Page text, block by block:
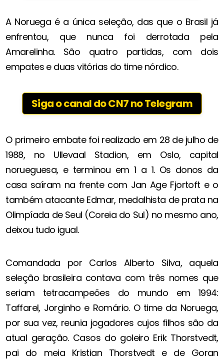
A Noruega é a única seleção, das que o Brasil já
enfrentou, que nunca foi derrotada pela
Amarelinha. São quatro partidas, com dois
empates e duas vitórias do time nórdico.
Siga o canal do CN7 no Telegram
O primeiro embate foi realizado em 28 de julho de
1988, no Ullevaal Stadion, em Oslo, capital
norueguesa, e terminou em 1 a 1. Os donos da
casa saíram na frente com Jan Age Fjortoft e o
também atacante Edmar, medalhista de prata na
Olimpíada de Seul (Coreia do Sul) no mesmo ano,
deixou tudo igual.
Comandada por Carlos Alberto Silva, aquela
seleção brasileira contava com três nomes que
seriam tetracampeões do mundo em 1994:
Taffarel, Jorginho e Romário. O time da Noruega,
por sua vez, reunia jogadores cujos filhos são da
atual geração. Casos do goleiro Erik Thorstvedt,
pai do meia Kristian Thorstvedt e de Goran